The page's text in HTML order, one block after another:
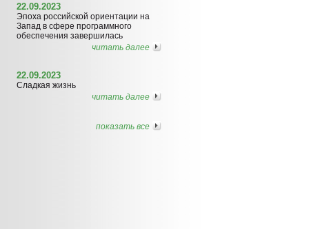
22.09.2023
Эпоха российской ориентации на
Запад в сфере программного
обеспечения завершилась
читать далее
22.09.2023
Сладкая жизнь
читать далее
показать все